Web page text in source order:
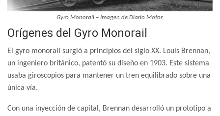
Gyro Monorail – Imagen de Diario Motor.
Orígenes del Gyro Monorail
El gyro monorail surgió a principios del siglo XX. Louis Brennan,
un ingeniero británico, patentó su diseño en 1903. Este sistema
usaba giroscopios para mantener un tren equilibrado sobre una
única vía.
Con una inyección de capital, Brennan desarrolló un prototipo a